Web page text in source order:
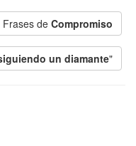
Frases de Compromiso
un diamante"